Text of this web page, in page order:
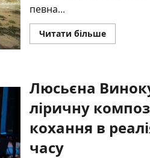
певна...
Читати більше
про
ЛЕВІТ
співають
себе
Люсьєна
ліричну
кохання в
часу